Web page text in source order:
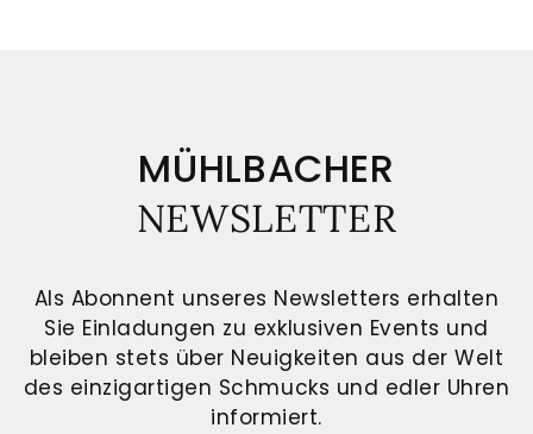
MÜHLBACHER
NEWSLETTER
Als Abonnent unseres Newsletters erhalten
Sie Einladungen zu exklusiven Events und
bleiben stets über Neuigkeiten aus der Welt
des einzigartigen Schmucks und edler Uhren
informiert.